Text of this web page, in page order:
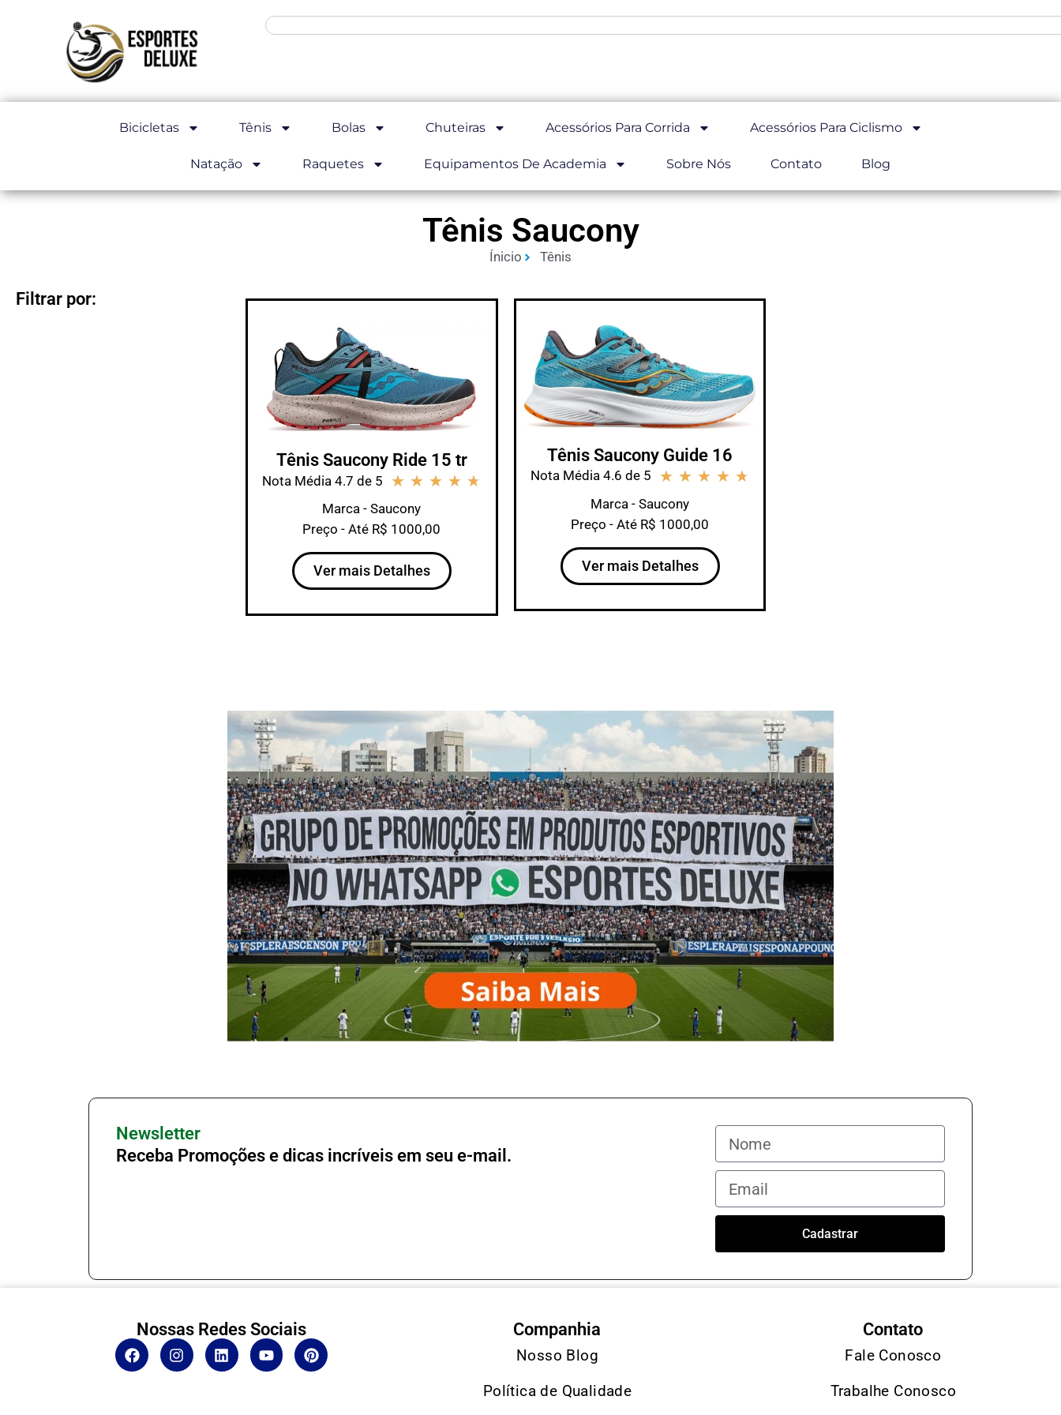
Bicicletas Tênis Bolas Chuteiras Acessórios Para Corrida Acessórios Para Ciclismo
Natação Raquetes Equipamentos De Academia Sobre Nós Contato Blog
Tênis Saucony
Ínicio Tênis
Filtrar por:
Tênis Saucony Ride 15 tr
Nota Média 4.7 de 5 ★ ★ ★ ★ ★
Marca - Saucony
Preço - Até R$ 1000,00
Ver mais Detalhes
Tênis Saucony Guide 16
Nota Média 4.6 de 5 ★ ★ ★ ★ ★
Marca - Saucony
Preço - Até R$ 1000,00
Ver mais Detalhes
Newsletter
Receba Promoções e dicas incríveis em seu e-mail.
Cadastrar
Nossas Redes Sociais Companhia
Nosso Blog
Política de Qualidade
Contato
Fale Conosco
Trabalhe Conosco